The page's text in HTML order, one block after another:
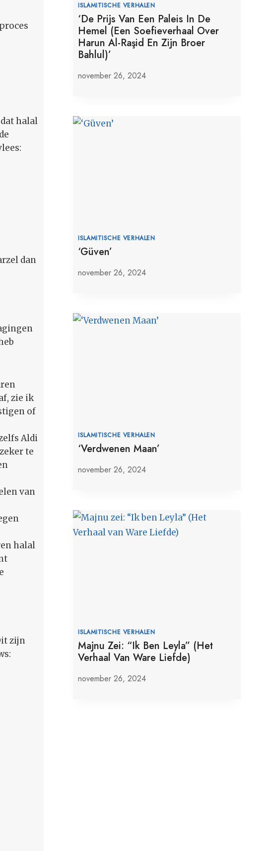
halal
dan
zie ik
of
Aldi
te
van
halal
zijn
ISLAMITISCHE VERHALEN
‘De Prijs Van Een Paleis In De
Hemel (Een Soefieverhaal Over
Harun Al-Raşid En Zijn Broer
Bahlul)’
november 26, 2024
ISLAMITISCHE VERHALEN
‘Güven’
november 26, 2024
ISLAMITISCHE VERHALEN
‘Verdwenen Maan’
november 26, 2024
ISLAMITISCHE VERHALEN
Majnu Zei: “Ik Ben Leyla” (Het
Verhaal Van Ware Liefde)
november 26, 2024